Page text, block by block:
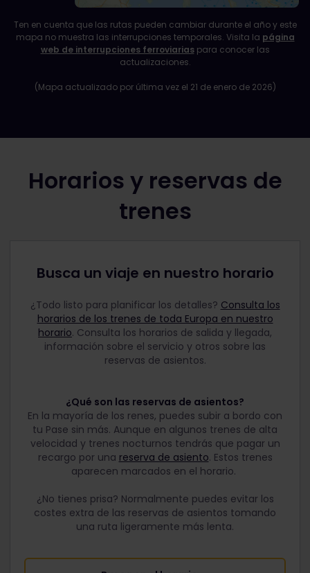
Ten en cuenta que las rutas pueden cambiar durante el año y este
mapa no muestra las interrupciones temporales. Visita la página
web de interrupciones ferroviariaspara conocer las
actualizaciones.
(Mapa actualizado por última vez el 21 de enero de 2026)
Horarios y reservas de
trenes
Busca un viaje en nuestro horario
¿Todo listo para planificar los detalles? Consulta los
horarios de los trenes de toda Europa en nuestro
horario. Consulta los horarios de salida y llegada,
información sobre el servicio y otros sobre las
reservas de asientos.
¿Qué son las reservas de asientos?
En la mayoría de los renes, puedes subir a bordo con
tu Pase sin más. Aunque en algunos trenes de alta
velocidad y trenes nocturnos tendrás que pagar un
recargo por una reserva de asiento. Estos trenes
aparecen marcados en el horario.
¿No tienes prisa? Normalmente puedes evitar los
costes extra de las reservas de asientos tomando
una ruta ligeramente más lenta.